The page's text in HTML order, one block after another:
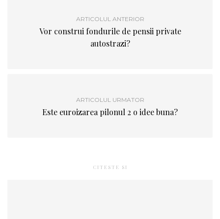
ARTICOLUL ANTERIOR
Vor construi fondurile de pensii private
autostrazi?
ARTICOLUL URMATOR
Este euroizarea pilonul 2 o idee buna?
CITESTE SI